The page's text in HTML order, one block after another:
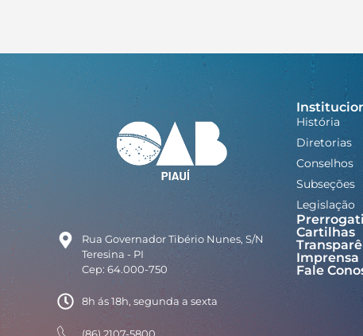
Rua Governador Tibério Nunes, S/N
Teresina - PI
Cep: 64.000-750
8h ás 18h, segunda a sexta
(86) 2107-5800
História
Diretorias
Conselhos
Subseções
Legislação
Cartilhas
Imprensa
Fale